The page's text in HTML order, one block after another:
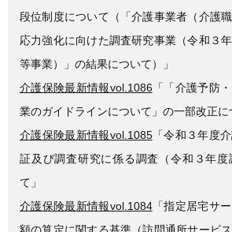
段位制度について（「介護事業者（介護
応力強化に向けた調査研究事業（令和３
等事業）」の結果について）」
介護保険最新情報vol.1086 「「介護予防
業のガイドラインについて」の一部改正に
介護保険最新情報vol.1085「令和３年度
証及び調査研究に係る調査（令和３年
て」
介護保険最新情報vol.1084「指定居宅サ